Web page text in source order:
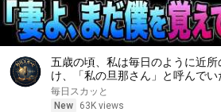
五歳の頃、私は毎日のように近
け、「私の旦那さん」と呼んでい
面接で社長室へ入ると、彼は私を
よ、まだ僕を覚えているか？」
毎日スカッと
New
63K views